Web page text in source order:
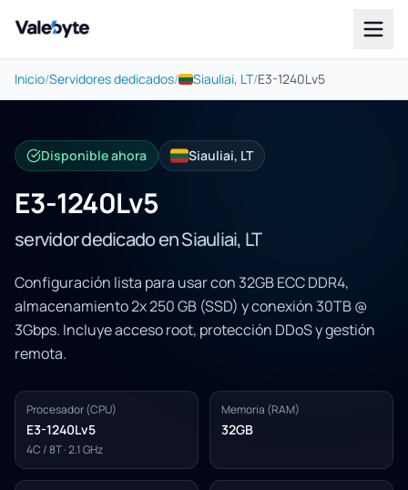
Valebyte
Inicio/Servidores dedicados/ Siauliai, LT/E3-1240Lv5
Disponible ahora Siauliai, LT
E3-1240Lv5
servidor dedicado en Siauliai, LT
Configuración lista para usar con 32GB ECC DDR4,
almacenamiento 2x 250 GB (SSD) y conexión 30TB @
3Gbps. Incluye acceso root, protección DDoS y gestión
remota.
Procesador (CPU)
E3-1240Lv5
4C / 8T · 2.1 GHz
Memoria (RAM)
32GB